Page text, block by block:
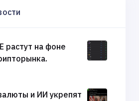
растут на фоне
и ИИ укрепят